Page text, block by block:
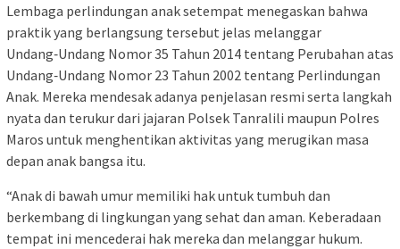
Lembaga perlindungan anak setempat menegaskan bahwa
praktik yang berlangsung tersebut jelas melanggar
Undang‑Undang Nomor 35 Tahun 2014 tentang Perubahan atas
Undang‑Undang Nomor 23 Tahun 2002 tentang Perlindungan
Anak. Mereka mendesak adanya penjelasan resmi serta langkah
nyata dan terukur dari jajaran Polsek Tanralili maupun Polres
Maros untuk menghentikan aktivitas yang merugikan masa
depan anak bangsa itu.
“Anak di bawah umur memiliki hak untuk tumbuh dan
berkembang di lingkungan yang sehat dan aman. Keberadaan
tempat ini mencederai hak mereka dan melanggar hukum.